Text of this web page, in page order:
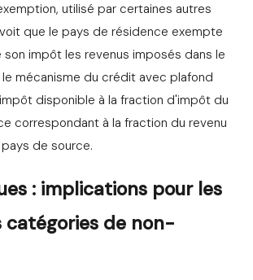
utilisé par certaines autres
que le pays de résidence exempte
impôt les revenus imposés dans le
mécanisme du crédit avec plafond
disponible à la fraction d'impôt du
correspondant à la fraction du revenu
de source.
: implications pour les
de non-